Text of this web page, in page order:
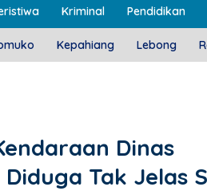
Kriminal Pendidikan
Kepahiang Lebong
Dinas
Tak Jelas